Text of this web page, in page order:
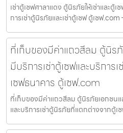
เช่าตู้เซฟศาลาแดง ตู้นิรภัยให้เช่าและตู้
การเช่าตู้นิรภัยและเช่าตู้เซฟ ตู้เซฟ
ที่เก็บของมีค่าแถวสีลม ตู้นิร
มีบริการเช่าตู้เซฟและบริกา
เซฟธนาคาร ตู้เซฟ.com
ที่เก็บของมีค่าแถวสีลม ตู้นิรภัยเอกชนแ
และบริการเช่าตู้นิรภัยที่แตกต่างจากตู้เ